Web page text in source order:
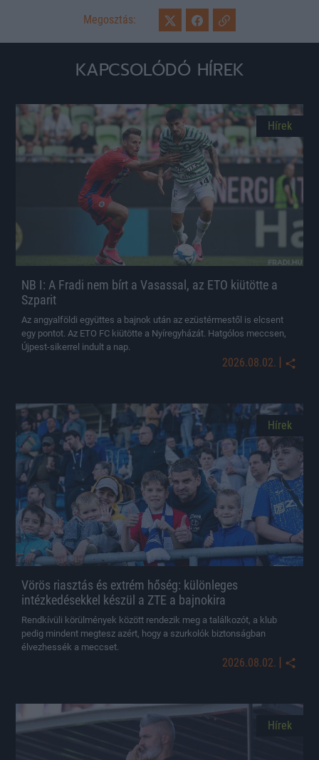
Megosztás:
KAPCSOLÓDÓ HÍREK
Hírek
NB I: A Fradi nem bírt a Vasassal, az ETO kiütötte a
Szparit
Az angyalföldi együttes a bajnok után az ezüstérmestől is elcsent
egy pontot. Az ETO FC kiütötte a Nyíregyházát. Hatgólos meccsen,
Újpest-sikerrel indult a nap.
2026.08.02. |
Hírek
Vörös riasztás és extrém hőség: különleges
intézkedésekkel készül a ZTE a bajnokira
Rendkívüli körülmények között rendezik meg a találkozót, a klub
pedig mindent megtesz azért, hogy a szurkolók biztonságban
élvezhessék a meccset.
2026.08.02. |
Hírek